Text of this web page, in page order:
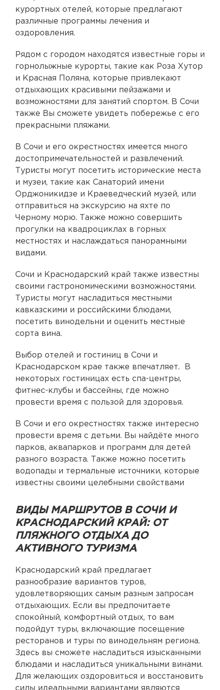
курортных отелей, которые предлагают
различные программы лечения и
оздоровления.
Рядом с городом находятся известные горы и
горнолыжные курорты, такие как Роза Хутор
и Красная Поляна, которые привлекают
отдыхающих красивыми пейзажами и
возможностями для занятий спортом. В Сочи
также Вы сможете увидеть побережье с его
прекрасными пляжами.
В Сочи и его окрестностях имеется много
достопримечательностей и развлечений.
Туристы могут посетить исторические места
и музеи, такие как Санаторий имени
Орджоникидзе и Краеведческий музей, или
отправиться на экскурсию на яхте по
Черному морю. Также можно совершить
прогулки на квадроциклах в горных
местностях и наслаждаться панорамными
видами.
Сочи и Краснодарский край также известны
своими гастрономическими возможностями.
Туристы могут насладиться местными
кавказскими и российскими блюдами,
посетить винодельни и оценить местные
сорта вина.
Выбор отелей и гостиниц в Сочи и
Краснодарском крае также впечатляет. В
некоторых гостиницах есть спа-центры,
фитнес-клубы и бассейны, где можно
провести время с пользой для здоровья.
В Сочи и его окрестностях также интересно
провести время с детьми. Вы найдёте много
парков, аквапарков и программ для детей
разного возраста. Также можно посетить
водопады и термальные источники, которые
известны своими целебными свойствами
ВИДЫ МАРШРУТОВ В СОЧИ И
КРАСНОДАРСКИЙ КРАЙ: ОТ
ПЛЯЖНОГО ОТДЫХА ДО
АКТИВНОГО ТУРИЗМА
Краснодарский край предлагает
разнообразие вариантов туров,
удовлетворяющих самым разным запросам
отдыхающих. Если вы предпочитаете
спокойный, комфортный отдых, то вам
подойдут туры, включающие посещение
ресторанов и туры по винодельням региона.
Здесь вы сможете насладиться изысканными
блюдами и насладиться уникальными винами.
Для желающих оздоровиться и восстановить
силы идеальными вариантами являются